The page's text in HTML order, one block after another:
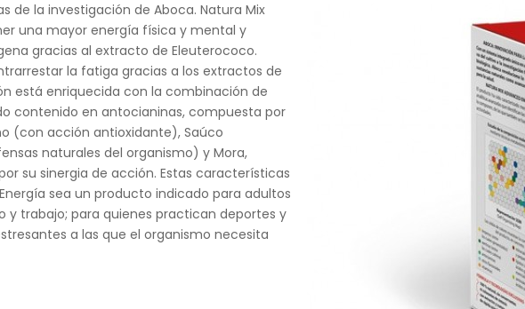
de la investigación de Aboca. Natura Mix
una mayor energía física y mental y
gracias al extracto de Eleuterococo.
la fatiga gracias a los extractos de
está enriquecida con la combinación de
contenido en antocianinas, compuesta por
(con acción antioxidante), Saúco
naturales del organismo) y Mora,
su sinergia de acción. Estas características
sea un producto indicado para adultos
y trabajo; para quienes practican deportes y
a las que el organismo necesita